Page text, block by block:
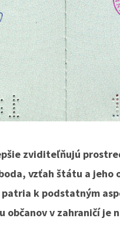
zviditeľňujú
vzťah štátu a jeho
k podstatným
občanov v zahraničí je